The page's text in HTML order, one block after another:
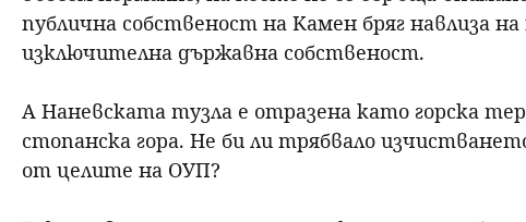
публична собственост на Камен бряг навлиза
изключителна държавна собственост.
А Наневската тузла е отразена като горска
стопанска гора. Не би ли трябвало
от целите на ОУП?